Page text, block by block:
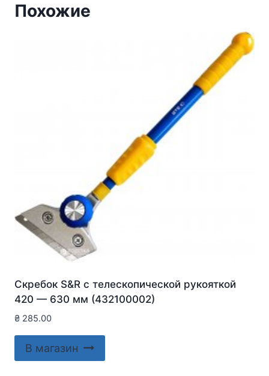
Похожие
Скребок S&R с телескопической рукояткой
420 — 630 мм (432100002)
₴ 285.00
В магазин